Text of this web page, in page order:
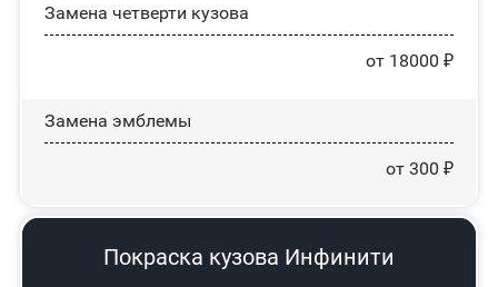
Замена четверти кузова
от 18000 ₽
Замена эмблемы
от 300 ₽
Покраска кузова Инфинити